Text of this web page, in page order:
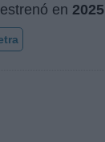
en 2025